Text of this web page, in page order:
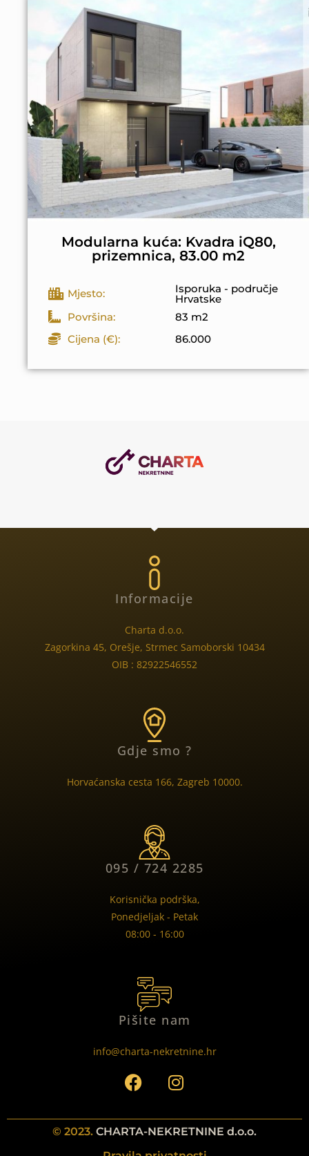
Modularna kuća: Kvadra iQ80,
prizemnica, 83.00 m2
Mjesto: Isporuka - područje
Hrvatske
Površina:
83 m2
Cijena (€):
86.000
Informacije
Charta d.o.o.
Zagorkina 45, Orešje, Strmec Samoborski 10434
OIB : 82922546552
Gdje smo ?
Horvaćanska cesta 166, Zagreb 10000.
095 / 724 2285
Korisnička podrška,
Ponedjeljak - Petak
08:00 - 16:00
Pišite nam
info@charta-nekretnine.hr
© 2023. CHARTA-NEKRETNINE d.o.o.